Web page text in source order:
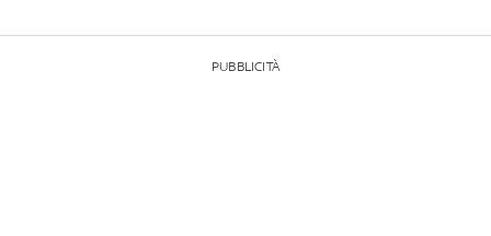
PUBBLICITÀ